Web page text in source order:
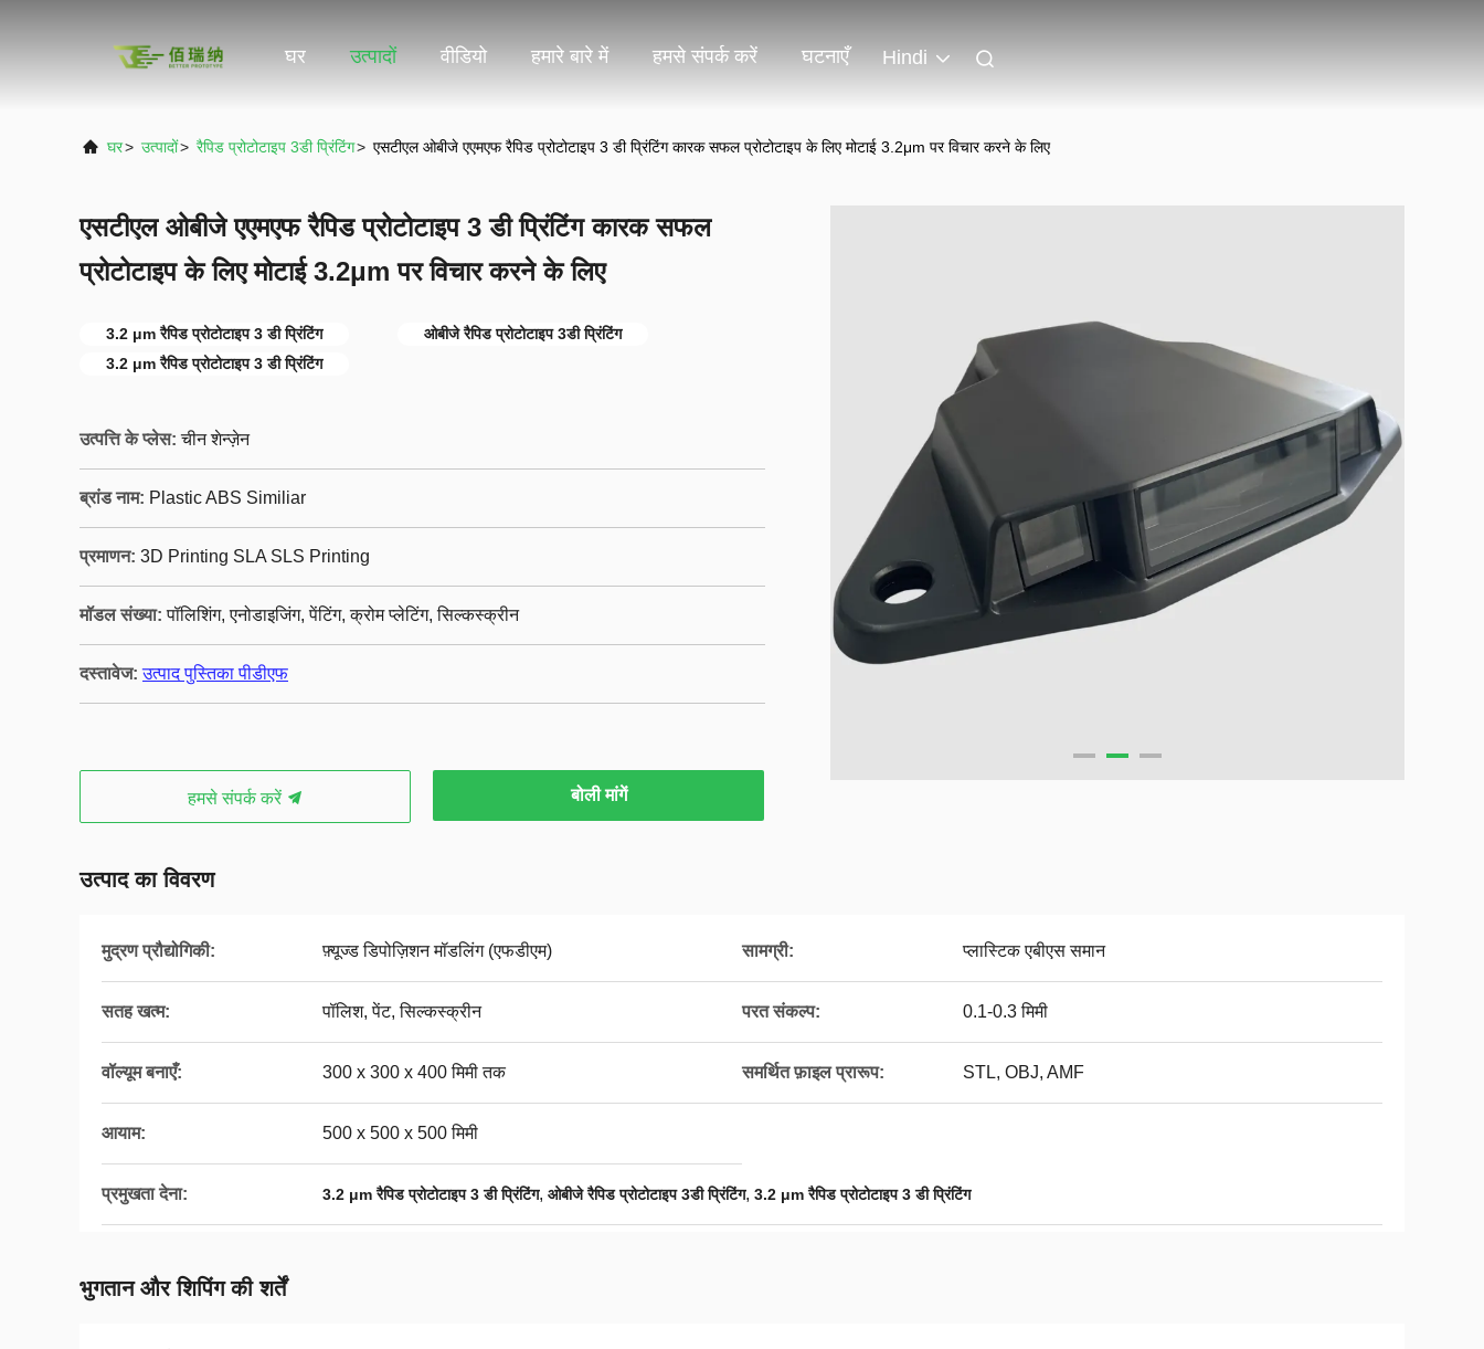
घर उत्पादों वीडियो हमारे बारे में हमसे संपर्क करें घटनाएँ Hindi
घर> उत्पादों> रैपिड प्रोटोटाइप 3डी प्रिंटिंग> एसटीएल ओबीजे एएमएफ रैपिड प्रोटोटाइप 3 डी प्रिंटिंग कारक सफल प्रोटोटाइप के लिए मोटाई 3.2μm पर विचार करने के लिए
एसटीएल ओबीजे एएमएफ रैपिड प्रोटोटाइप 3 डी प्रिंटिंग कारक सफल
प्रोटोटाइप के लिए मोटाई 3.2μm पर विचार करने के लिए
3.2 μm रैपिड प्रोटोटाइप 3 डी प्रिंटिंग
ओबीजे रैपिड प्रोटोटाइप 3डी प्रिंटिंग
3.2 μm रैपिड प्रोटोटाइप 3 डी प्रिंटिंग
उत्पत्ति के प्लेस: चीन शेन्ज़ेन
ब्रांड नाम: Plastic ABS Similiar
प्रमाणन: 3D Printing SLA SLS Printing
मॉडल संख्या: पॉलिशिंग, एनोडाइजिंग, पेंटिंग, क्रोम प्लेटिंग, सिल्कस्क्रीन
दस्तावेज: उत्पाद पुस्तिका पीडीएफ
हमसे संपर्क करें बोली मांगें
उत्पाद का विवरण
मुद्रण प्रौद्योगिकी: फ़्यूज्ड डिपोज़िशन मॉडलिंग (एफडीएम) सामग्री: प्लास्टिक एबीएस समान
सतह खत्म: पॉलिश, पेंट, सिल्कस्क्रीन परत संकल्प: 0.1-0.3 मिमी
वॉल्यूम बनाएँ: 300 x 300 x 400 मिमी तक समर्थित फ़ाइल प्रारूप: STL, OBJ, AMF
आयाम: 500 x 500 x 500 मिमी
प्रमुखता देना: 3.2 μm रैपिड प्रोटोटाइप 3 डी प्रिंटिंग, ओबीजे रैपिड प्रोटोटाइप 3डी प्रिंटिंग, 3.2 μm रैपिड प्रोटोटाइप 3 डी प्रिंटिंग
भुगतान और शिपिंग की शर्तें